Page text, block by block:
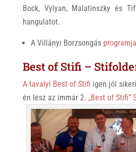
Bock, Vylyan, Malatinszky és
hangulatot.
A Villányi Borzsongás
Best of Stifi –
A tavalyi Best of Stifi igen jól
én lesz az immár 2. „Best of Stifi”